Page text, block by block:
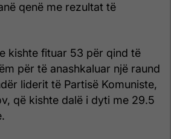
qenë me rezultat të
kishte fituar 53 për qind të
për të anashkaluar një raund
liderit të Partisë Komuniste,
që kishte dalë i dyti me 29.5